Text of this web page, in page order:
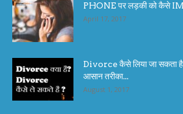
PHONE पर लड़की को कैसे
April 17, 2017
Divorce कैसे लिया जा सकता
आसान तरीका...
August 1, 2017